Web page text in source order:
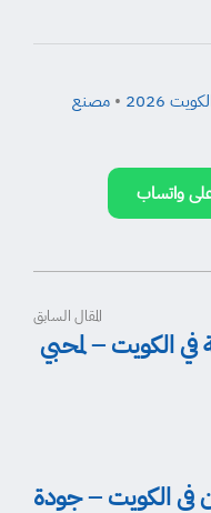
2026
• مصنع
واتساب
المقال السابق
الكويت – لمحبي
الكويت – جودة